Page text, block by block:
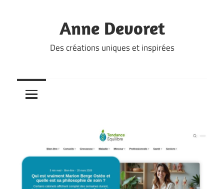
Anne Devoret
Des créations uniques et inspirées